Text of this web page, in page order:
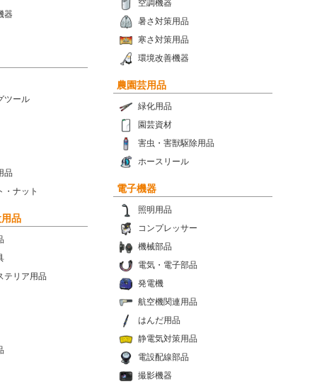
空調機器
暑さ対策用品
寒さ対策用品
環境改善機器
器
ツール
品
・ナット
農園芸用品
緑化用品
園芸資材
害虫・害獣駆除用品
ホースリール
電子機器
照明用品
コンプレッサー
機械部品
電気・電子部品
発電機
航空機関連用品
はんだ用品
静電気対策用品
電設配線部品
撮影機器
品
テリア用品